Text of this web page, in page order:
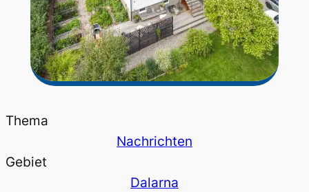
Thema
Nachrichten
Gebiet
Dalarna